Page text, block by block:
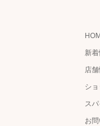
新
店
シ
ス
お